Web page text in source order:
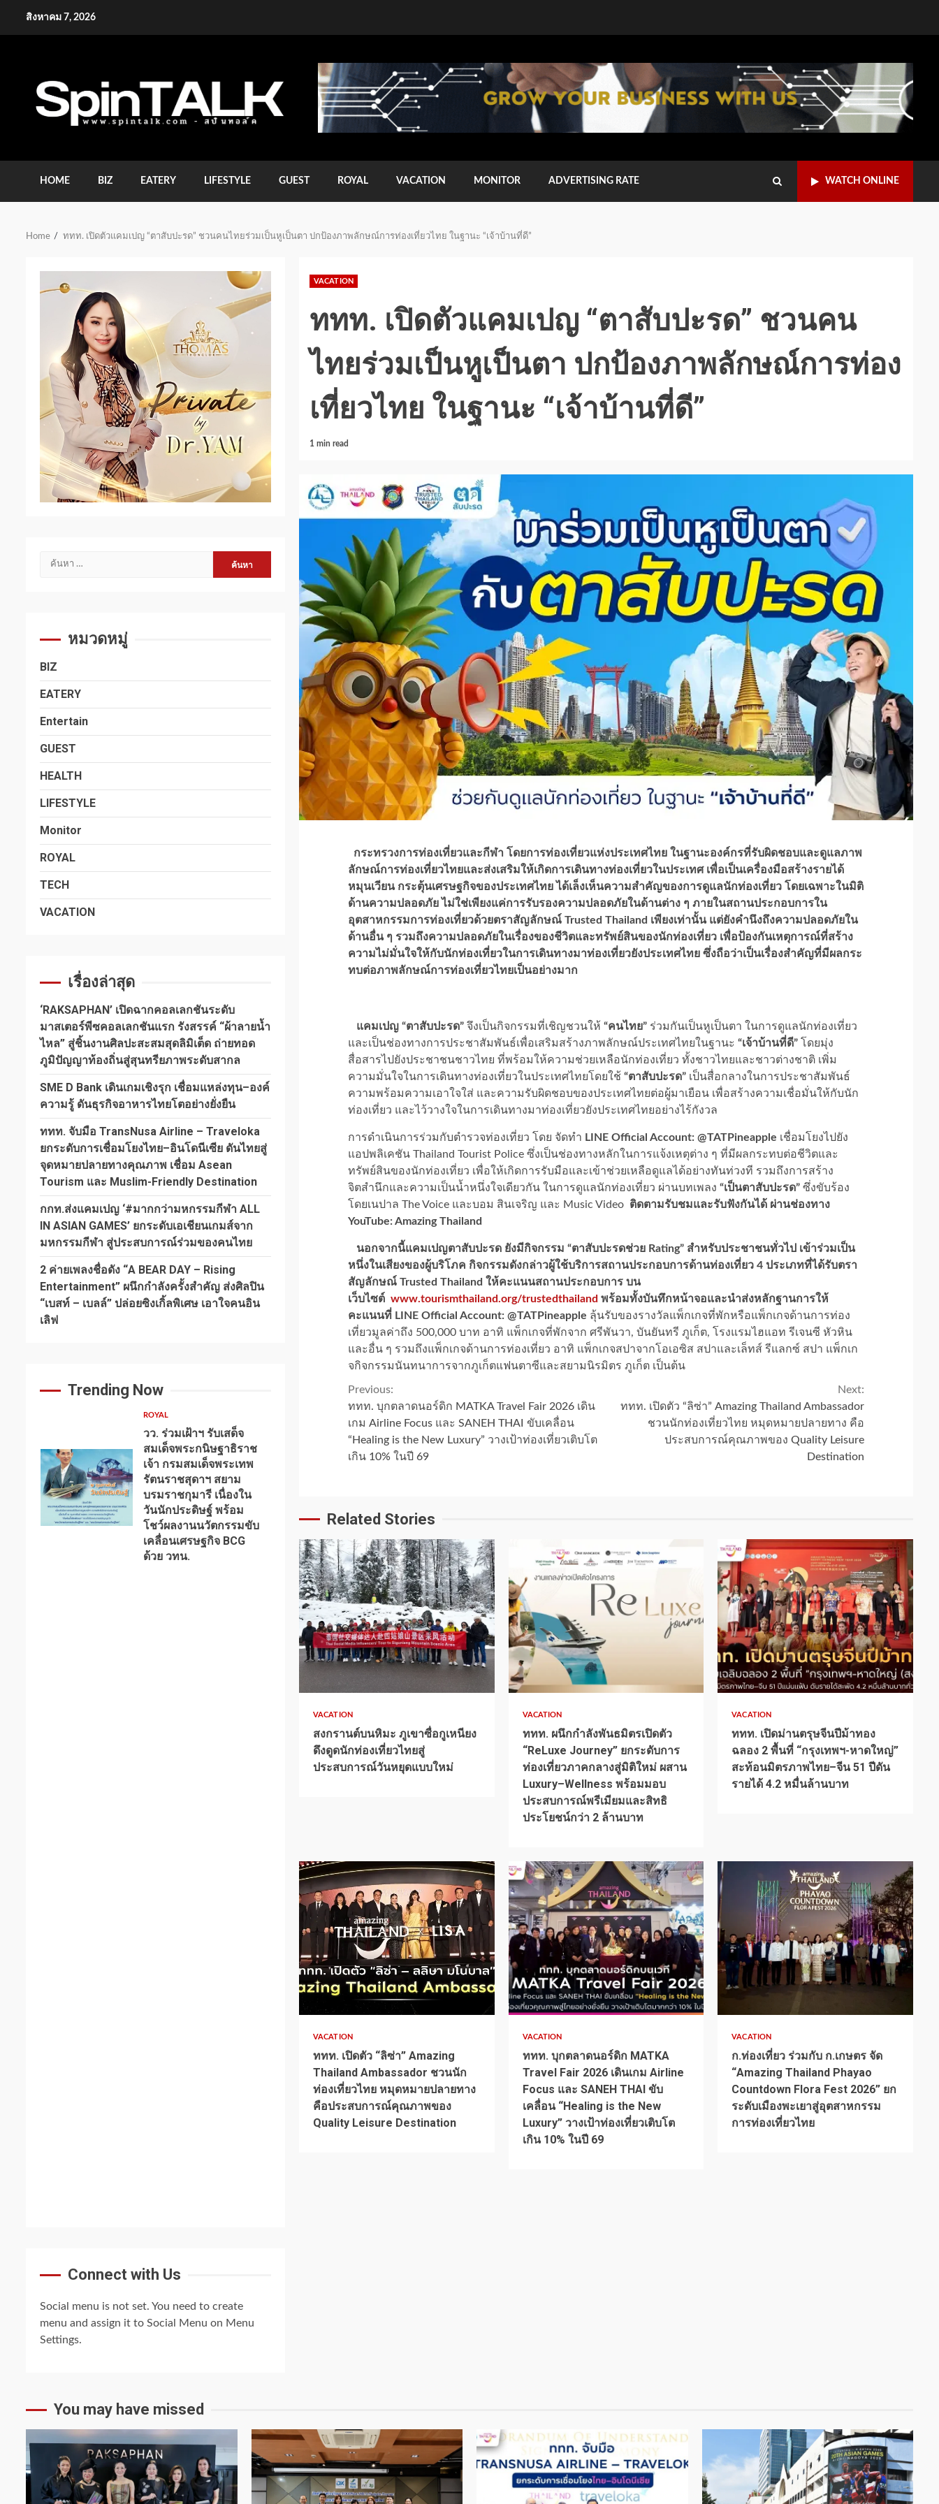
สิงหาคม 7, 2026
HOME BIZ EATERY LIFESTYLE GUEST ROYAL VACATION MONITOR ADVERTISING RATE WATCH ONLINE
Home ททท. เปิดตัวแคมเปญ “ตาสับปะรด” ชวนคนไทยร่วมเป็นหูเป็นตา ปกป้องภาพลักษณ์การท่องเที่ยวไทย ในฐานะ “เจ้าบ้านที่ดี”
VACATION
ททท. เปิดตัวแคมเปญ “ตาสับปะรด” ชวนคน
ไทยร่วมเป็นหูเป็นตา ปกป้องภาพลักษณ์การท่อง
เที่ยวไทย ในฐานะ “เจ้าบ้านที่ดี”
1 min read
กระทรวงการท่องเที่ยวและกีฬา โดยการท่องเที่ยวแห่งประเทศไทย ในฐานะองค์กรที่รับผิดชอบและดูแลภาพ
ลักษณ์การท่องเที่ยวไทยและส่งเสริมให้เกิดการเดินทางท่องเที่ยวในประเทศ เพื่อเป็นเครื่องมือสร้างรายได้
หมุนเวียน กระตุ้นเศรษฐกิจของประเทศไทย ได้เล็งเห็นความสำคัญของการดูแลนักท่องเที่ยว โดยเฉพาะในมิติ
ด้านความปลอดภัย ไม่ใช่เพียงแค่การรับรองความปลอดภัยในด้านต่าง ๆ ภายในสถานประกอบการใน
อุตสาหกรรมการท่องเที่ยวด้วยตราสัญลักษณ์ Trusted Thailand เพียงเท่านั้น แต่ยังคำนึงถึงความปลอดภัยใน
ด้านอื่น ๆ รวมถึงความปลอดภัยในเรื่องของชีวิตและทรัพย์สินของนักท่องเที่ยว เพื่อป้องกันเหตุการณ์ที่สร้าง
ความไม่มั่นใจให้กับนักท่องเที่ยวในการเดินทางมาท่องเที่ยวยังประเทศไทย ซึ่งถือว่าเป็นเรื่องสำคัญที่มีผลกระ
ทบต่อภาพลักษณ์การท่องเที่ยวไทยเป็นอย่างมาก
แคมเปญ “ตาสับปะรด” จึงเป็นกิจกรรมที่เชิญชวนให้ “คนไทย” ร่วมกันเป็นหูเป็นตา ในการดูแลนักท่องเที่ยว
และเป็นช่องทางการประชาสัมพันธ์เพื่อเสริมสร้างภาพลักษณ์ประเทศไทยในฐานะ “เจ้าบ้านที่ดี” โดยมุ่ง
สื่อสารไปยังประชาชนชาวไทย ที่พร้อมให้ความช่วยเหลือนักท่องเที่ยว ทั้งชาวไทยและชาวต่างชาติ เพิ่ม
ความมั่นใจในการเดินทางท่องเที่ยวในประเทศไทยโดยใช้ “ตาสับปะรด” เป็นสื่อกลางในการประชาสัมพันธ์
ความพร้อมความเอาใจใส่ และความรับผิดชอบของประเทศไทยต่อผู้มาเยือน เพื่อสร้างความเชื่อมั่นให้กับนัก
ท่องเที่ยว และไว้วางใจในการเดินทางมาท่องเที่ยวยังประเทศไทยอย่างไร้กังวล
การดำเนินการร่วมกับตำรวจท่องเที่ยว โดย จัดทำ LINE Official Account: @TATPineapple เชื่อมโยงไปยัง
แอปพลิเคชัน Thailand Tourist Police ซึ่งเป็นช่องทางหลักในการแจ้งเหตุต่าง ๆ ที่มีผลกระทบต่อชีวิตและ
ทรัพย์สินของนักท่องเที่ยว เพื่อให้เกิดการรับมือและเข้าช่วยเหลือดูแลได้อย่างทันท่วงที รวมถึงการสร้าง
จิตสำนึกและความเป็นน้ำหนึ่งใจเดียวกัน ในการดูแลนักท่องเที่ยว ผ่านบทเพลง “เป็นตาสับปะรด” ซึ่งขับร้อง
โดยเนปาล The Voice และบอม สินเจริญ และ Music Video ติดตามรับชมและรับฟังกันได้ ผ่านช่องทาง
YouTube: Amazing Thailand
นอกจากนี้แคมเปญตาสับปะรด ยังมีกิจกรรม “ตาสับปะรดช่วย Rating” สำหรับประชาชนทั่วไป เข้าร่วมเป็น
หนึ่งในเสียงของผู้บริโภค กิจกรรมดังกล่าวผู้ใช้บริการสถานประกอบการด้านท่องเที่ยว 4 ประเภทที่ได้รับตรา
สัญลักษณ์ Trusted Thailand ให้คะแนนสถานประกอบการ บน
เว็บไซต์ www.tourismthailand.org/trustedthailand พร้อมทั้งบันทึกหน้าจอและนำส่งหลักฐานการให้
คะแนนที่ LINE Official Account: @TATPineapple ลุ้นรับของรางวัลแพ็กเกจที่พักหรือแพ็กเกจด้านการท่อง
เที่ยวมูลค่าถึง 500,000 บาท อาทิ แพ็กเกจที่พักจาก ศรีพันวา, บันยันทรี ภูเก็ต, โรงแรมไฮแอท รีเจนซี หัวหิน
และอื่น ๆ รวมถึงแพ็กเกจด้านการท่องเที่ยว อาทิ แพ็กเกจสปาจากโอเอซิส สปาและเล็ทส์ รีแลกซ์ สปา แพ็กเก
จกิจกรรมนันทนาการจากภูเก็ตแฟนตาซีและสยามนิรมิตร ภูเก็ต เป็นต้น
Continue
Reading
Previous:
ททท. บุกตลาดนอร์ดิก MATKA Travel Fair 2026 เดิน
เกม Airline Focus และ SANEH THAI ขับเคลื่อน
“Healing is the New Luxury” วางเป้าท่องเที่ยวเติบโต
เกิน 10% ในปี 69
Next:
ททท. เปิดตัว “ลิซ่า” Amazing Thailand Ambassador
ชวนนักท่องเที่ยวไทย หมุดหมายปลายทาง คือ
ประสบการณ์คุณภาพของ Quality Leisure
Destination
Related Stories
1 min read
VACATION
สงกรานต์บนหิมะ ภูเขาซื่อกูเหนียง
ดึงดูดนักท่องเที่ยวไทยสู่
ประสบการณ์วันหยุดแบบใหม่
1 min read
VACATION
ททท. ผนึกกำลังพันธมิตรเปิดตัว
“ReLuxe Journey” ยกระดับการ
ท่องเที่ยวภาคกลางสู่มิติใหม่ ผสาน
Luxury–Wellness พร้อมมอบ
ประสบการณ์พรีเมียมและสิทธิ
ประโยชน์กว่า 2 ล้านบาท
1 min read
VACATION
ททท. เปิดม่านตรุษจีนปีม้าทอง
ฉลอง 2 พื้นที่ “กรุงเทพฯ-หาดใหญ่”
สะท้อนมิตรภาพไทย–จีน 51 ปีดัน
รายได้ 4.2 หมื่นล้านบาท
1 min read
VACATION
ททท. เปิดตัว “ลิซ่า” Amazing
Thailand Ambassador ชวนนัก
ท่องเที่ยวไทย หมุดหมายปลายทาง
คือประสบการณ์คุณภาพของ
Quality Leisure Destination
1 min read
VACATION
ททท. บุกตลาดนอร์ดิก MATKA
Travel Fair 2026 เดินเกม Airline
Focus และ SANEH THAI ขับ
เคลื่อน “Healing is the New
Luxury” วางเป้าท่องเที่ยวเติบโต
เกิน 10% ในปี 69
VACATION
ก.ท่องเที่ยว ร่วมกับ ก.เกษตร จัด
“Amazing Thailand Phayao
Countdown Flora Fest 2026” ยก
ระดับเมืองพะเยาสู่อุตสาหกรรม
การท่องเที่ยวไทย
ค้นหา
หมวดหมู่
BIZ
EATERY
Entertain
GUEST
HEALTH
LIFESTYLE
Monitor
ROYAL
TECH
VACATION
เรื่องล่าสุด
‘RAKSAPHAN’ เปิดฉากคอลเลกชันระดับ
มาสเตอร์พีซคอลเลกชันแรก รังสรรค์ “ผ้าลายน้ำ
ไหล” สู่ชิ้นงานศิลปะสะสมสุดลิมิเต็ด ถ่ายทอด
ภูมิปัญญาท้องถิ่นสู่สุนทรียภาพระดับสากล
SME D Bank เดินเกมเชิงรุก เชื่อมแหล่งทุน–องค์
ความรู้ ดันธุรกิจอาหารไทยโตอย่างยั่งยืน
ททท. จับมือ TransNusa Airline – Traveloka
ยกระดับการเชื่อมโยงไทย–อินโดนีเซีย ดันไทยสู่
จุดหมายปลายทางคุณภาพ เชื่อม Asean
Tourism และ Muslim-Friendly Destination
กกท.ส่งแคมเปญ ‘#มากกว่ามหกรรมกีฬา ALL
IN ASIAN GAMES’ ยกระดับเอเชียนเกมส์จาก
มหกรรมกีฬา สู่ประสบการณ์ร่วมของคนไทย
2 ค่ายเพลงชื่อดัง “A BEAR DAY – Rising
Entertainment” ผนึกกำลังครั้งสำคัญ ส่งศิลปิน
“เบสท์ – เบลล์” ปล่อยซิงเกิ้ลพิเศษ เอาใจคนอิน
เลิฟ
Trending Now
1
ROYAL
วว. ร่วมเฝ้าฯ รับเสด็จ
สมเด็จพระกนิษฐาธิราช
เจ้า กรมสมเด็จพระเทพ
รัตนราชสุดาฯ สยาม
บรมราชกุมารี เนื่องใน
วันนักประดิษฐ์ พร้อม
โชว์ผลงานนวัตกรรมขับ
เคลื่อนเศรษฐกิจ BCG
ด้วย วทน.
Connect with Us
Social menu is not set. You need to create
menu and assign it to Social Menu on Menu
Settings.
You may have missed